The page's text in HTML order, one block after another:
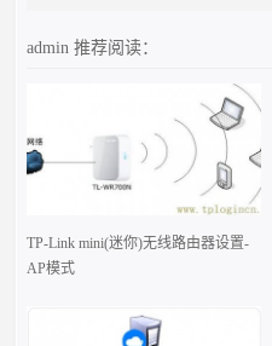
admin推荐阅读：
TP-Link mini(迷你)无线路由器设置-
AP模式